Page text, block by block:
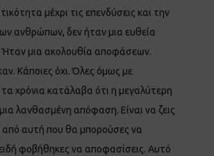
μέχρι τις επενδύσεις και την
ανθρώπων, δεν ήταν μια ευθεία
Ήταν μια ακολουθία αποφάσεων.
Κάποιες όχι. Όλες όμως με
χρόνια κατάλαβα ότι η μεγαλύτερη
λανθασμένη απόφαση. Είναι να ζεις
από αυτή που θα μπορούσες να
φοβήθηκες να αποφασίσεις. Αυτό